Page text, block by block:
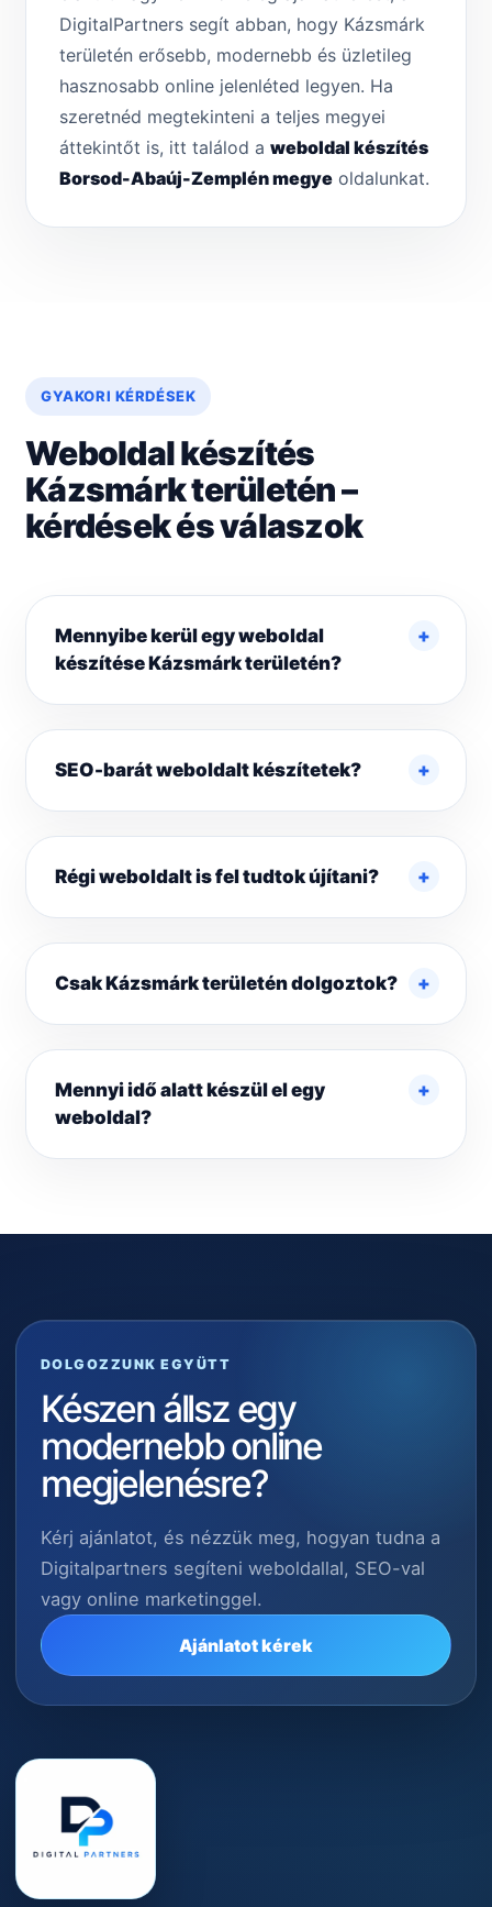
DigitalPartners segít abban, hogy Kázsmárk
területén erősebb, modernebb és üzletileg
hasznosabb online jelenléted legyen. Ha
szeretnéd megtekinteni a teljes megyei
áttekintőt is, itt találod a weboldal készítés
Borsod-Abaúj-Zemplén megye oldalunkat.
GYAKORI KÉRDÉSEK
Weboldal készítés
Kázsmárk területén –
kérdések és válaszok
Mennyibe kerül egy weboldal
készítése Kázsmárk területén?
SEO-barát weboldalt készítetek?
Régi weboldalt is fel tudtok újítani?
Csak Kázsmárk területén dolgoztok?
Mennyi idő alatt készül el egy
weboldal?
DOLGOZZUNK EGYÜTT
Készen állsz egy
modernebb online
megjelenésre?
Kérj ajánlatot, és nézzük meg, hogyan tudna a
Digitalpartners segíteni weboldallal, SEO-val
vagy online marketinggel.
Ajánlatot kérek